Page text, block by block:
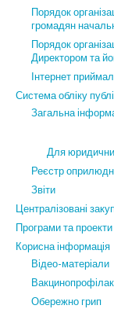
Порядок
громадян
Порядок
Директором та
Інтернет
Система обліку
Загальна
Для
Реєстр
Звіти
Централізовані
Програми та проекти
Корисна інформація
Відео-матеріали
Обережно грип